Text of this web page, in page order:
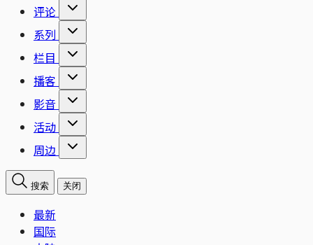
评论
系列
栏目
播客
影音
活动
周边
搜索 关闭
最新
国际